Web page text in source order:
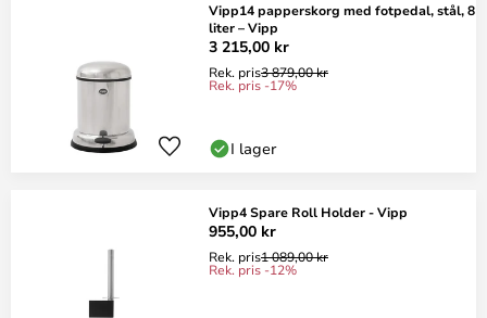
Vipp14 papperskorg med fotpedal, stål, 8
liter – Vipp
3 215,00 kr
Rek. pris3 879,00 kr
Rek. pris -17%
I lager
Vipp4 Spare Roll Holder - Vipp
955,00 kr
Rek. pris1 089,00 kr
Rek. pris -12%